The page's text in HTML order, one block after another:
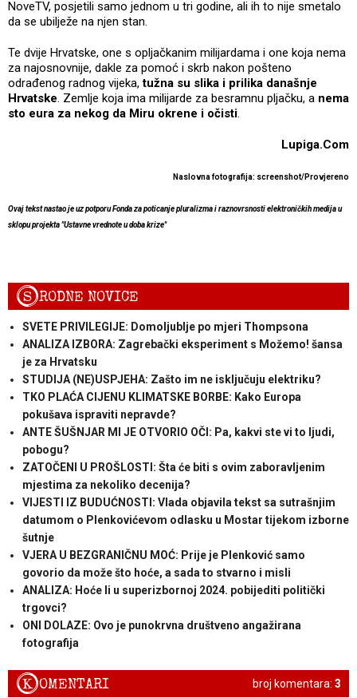
NoveTV, posjetili samo jednom u tri godine, ali ih to nije smetalo
da se ubilježe na njen stan.
Te dvije Hrvatske, one s opljačkanim milijardama i one koja nema
za najosnovnije, dakle za pomoć i skrb nakon pošteno
odrađenog radnog vijeka,tužna su slika i prilika današnje
Hrvatske. Zemlje koja ima milijarde za besramnu pljačku, a nema
sto eura za nekog da Miru okrene i očisti.
Lupiga.Com
Naslovna fotografija: screenshot/Provjereno
Ovaj tekst nastao je uz potporu Fonda za poticanje pluralizma i raznovrsnosti elektroničkih medija u
sklopu projekta "Ustavne vrednote u doba krize"
SRODNE NOVICE
SVETE PRIVILEGIJE: Domoljublje po mjeri Thompsona
ANALIZA IZBORA: Zagrebački eksperiment s Možemo! šansa
je za Hrvatsku
STUDIJA (NE)USPJEHA: Zašto im ne isključuju elektriku?
TKO PLAĆA CIJENU KLIMATSKE BORBE: Kako Europa
pokušava ispraviti nepravde?
ANTE ŠUŠNJAR MI JE OTVORIO OČI: Pa, kakvi ste vi to ljudi,
pobogu?
ZATOČENI U PROŠLOSTI: Šta će biti s ovim zaboravljenim
mjestima za nekoliko decenija?
VIJESTI IZ BUDUĆNOSTI: Vlada objavila tekst sa sutrašnjim
datumom o Plenkovićevom odlasku u Mostar tijekom izborne
šutnje
VJERA U BEZGRANIČNU MOĆ: Prije je Plenković samo
govorio da može što hoće, a sada to stvarno i misli
ANALIZA: Hoće li u superizbornoj 2024. pobijediti politički
trgovci?
ONI DOLAZE: Ovo je punokrvna društveno angažirana
fotografija
broj komentara: 3
KOMENTARI